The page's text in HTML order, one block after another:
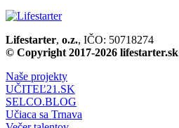
Lifestarter, o.z., IČO: 50718274
© Copyright 2017-2026 lifestarter.sk
Naše projekty
UČITEĽ21.SK
SELCO.BLOG
Učiaca sa Trnava